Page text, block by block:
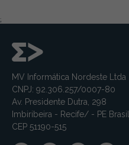
;
MV Informática Nordeste Ltda
CNPJ: 92.306.257/0007-80
Av. Presidente Dutra, 298
Imbiribeira - Recife/ - PE Brasil
CEP 51190-515